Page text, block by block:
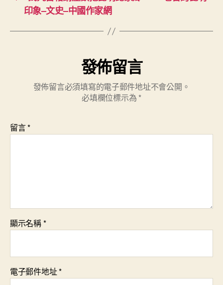
印象–文史–中國作家網
發佈留言
發佈留言必須填寫的電子郵件地址不會公開。
必填欄位標示為 *
留言*
顯示名稱*
電子郵件地址*